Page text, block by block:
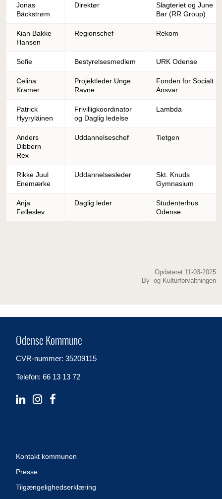
Jonas
Bäckstrøm
Direktør
Slagteriet og June
Bar (RR Group)
Kian Bakke
Hansen
Regionschef Rekom
Sofie Bestyrelsesmedlem URK Odense
Celina
Kramer
Projektleder Unge
Ravne
Fonden for Socialt
Ansvar
Patrick
Hyyryläinen
Frivilligkoordinator
og Daglig ledelse
Lambda
Anders
Dibbern
Rex
Uddannelseschef Tietgen
Rikke Juul
Enemærke
Uddannelsesleder
Skt. Knuds
Gymnasium
Anja
Følleslev
Daglig leder
Studenterhus
Odense
Opdateret 11-03-2025
By- og Kulturforvaltningen
Odense Kommune
CVR-nummer: 35209115
Telefon: 66 13 13 72
Kontakt kommunen
Presse
Tilgængelighedserklæring